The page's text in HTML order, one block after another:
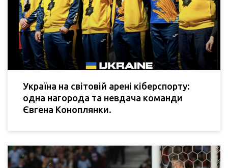
Україна на світовій арені кіберспорту:
одна нагорода та невдача команди
Євгена Коноплянки.